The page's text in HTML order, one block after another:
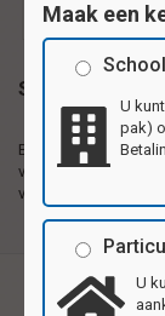
schoolstickers
Specificaties
Beloningsstickers 56
verschillende
vel
Maak een
U
pak)
U